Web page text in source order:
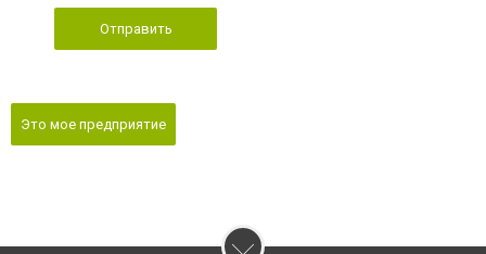
Отправить
Это мое предприятие